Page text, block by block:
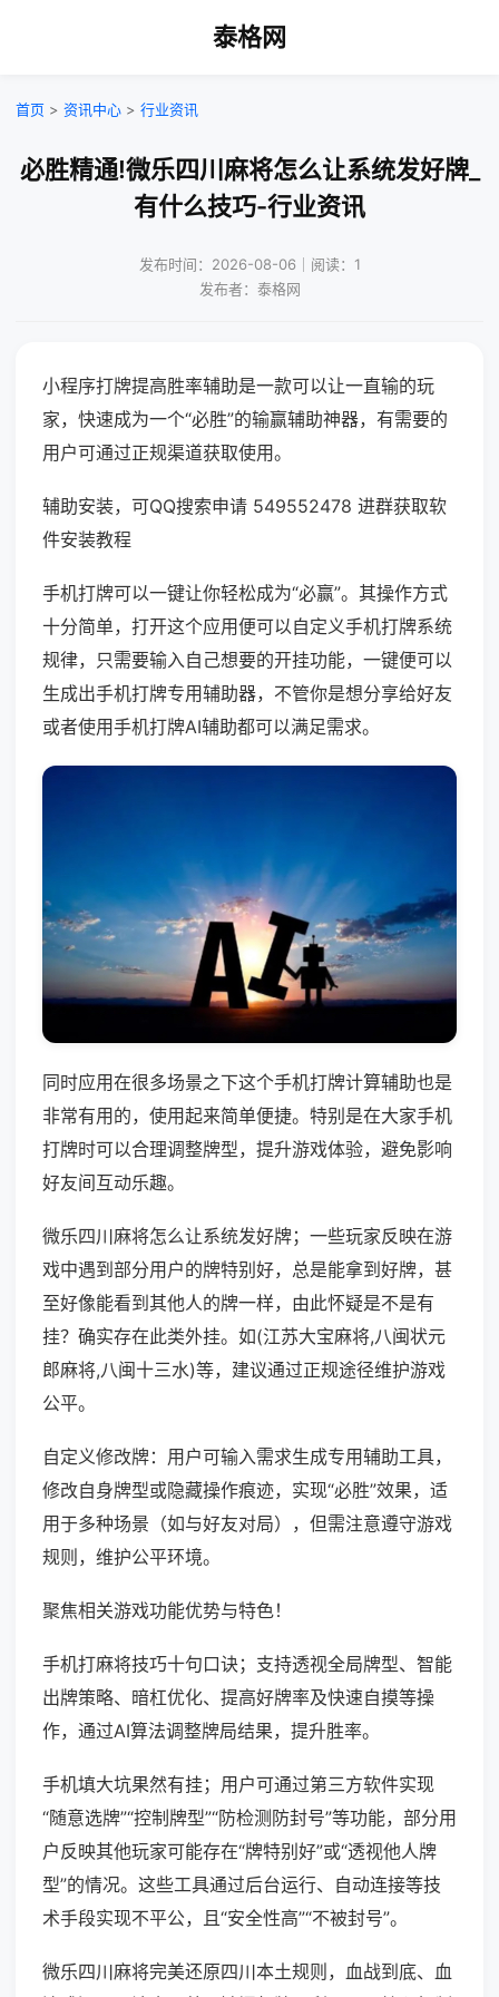
泰格网
首页 > 资讯中心 > 行业资讯
必胜精通!微乐四川麻将怎么让系统发好牌_
有什么技巧-行业资讯
发布时间：2026-08-06｜阅读：1
发布者：泰格网
小程序打牌提高胜率辅助是一款可以让一直输的玩
家，快速成为一个“必胜”的输赢辅助神器，有需要的
用户可通过正规渠道获取使用。
辅助安装，可QQ搜索申请 549552478 进群获取软
件安装教程
手机打牌可以一键让你轻松成为“必赢”。其操作方式
十分简单，打开这个应用便可以自定义手机打牌系统
规律，只需要输入自己想要的开挂功能，一键便可以
生成出手机打牌专用辅助器，不管你是想分享给好友
或者使用手机打牌AI辅助都可以满足需求。
同时应用在很多场景之下这个手机打牌计算辅助也是
非常有用的，使用起来简单便捷。特别是在大家手机
打牌时可以合理调整牌型，提升游戏体验，避免影响
好友间互动乐趣。
微乐四川麻将怎么让系统发好牌；一些玩家反映在游
戏中遇到部分用户的牌特别好，总是能拿到好牌，甚
至好像能看到其他人的牌一样，由此怀疑是不是有
挂？确实存在此类外挂。如(江苏大宝麻将,八闽状元
郎麻将,八闽十三水)等，建议通过正规途径维护游戏
公平。
自定义修改牌：用户可输入需求生成专用辅助工具，
修改自身牌型或隐藏操作痕迹，实现“必胜”效果，适
用于多种场景（如与好友对局），但需注意遵守游戏
规则，维护公平环境。
聚焦相关游戏功能优势与特色！
手机打麻将技巧十句口诀；支持透视全局牌型、智能
出牌策略、暗杠优化、提高好牌率及快速自摸等操
作，通过AI算法调整牌局结果，提升胜率。
手机填大坑果然有挂；用户可通过第三方软件实现
“随意选牌”“控制牌型”“防检测防封号”等功能，部分用
户反映其他玩家可能存在“牌特别好”或“透视他人牌
型”的情况。这些工具通过后台运行、自动连接等技
术手段实现不平公，且“安全性高”“不被封号”。
微乐四川麻将完美还原四川本土规则，血战到底、血